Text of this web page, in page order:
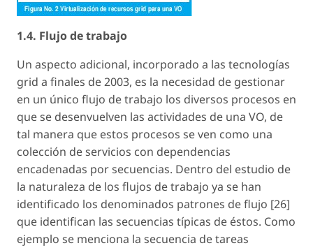
1.4. Flujo de trabajo
Un aspecto adicional, incorporado a las tecnologías
grid a finales de 2003, es la necesidad de gestionar
en un único flujo de trabajo los diversos procesos en
que se desenvuelven las actividades de una VO, de
tal manera que estos procesos se ven como una
colección de servicios con dependencias
encadenadas por secuencias. Dentro del estudio de
la naturaleza de los flujos de trabajo ya se han
identificado los denominados patrones de flujo [26]
que identifican las secuencias típicas de éstos. Como
ejemplo se menciona la secuencia de tareas